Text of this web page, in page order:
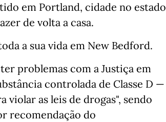
em Portland, cidade no estado
de volta a casa.
a sua vida em New Bedford.
problemas com a Justiça em
controlada de Classe D —
as leis de drogas", sendo
recomendação do